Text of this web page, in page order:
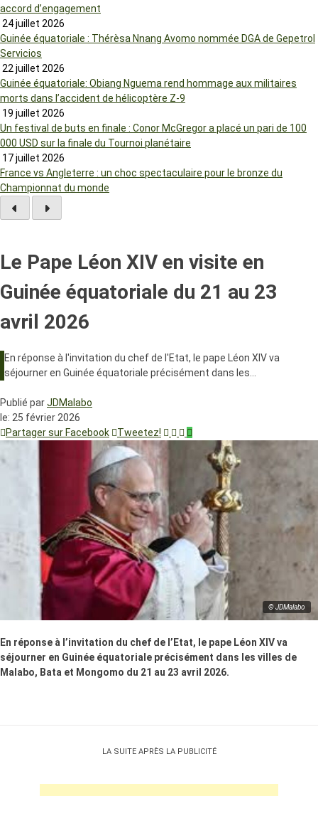
accord d’engagement
24 juillet 2026
Guinée équatoriale : Thérèsa Nnang Avomo nommée DGA de Gepetrol
Servicios
22 juillet 2026
Guinée équatoriale: Obiang Nguema rend hommage aux militaires
morts dans l’accident de hélicoptère Z-9
19 juillet 2026
Un festival de buts en finale : Conor McGregor a placé un pari de 100
000 USD sur la finale du Tournoi planétaire
17 juillet 2026
France vs Angleterre : un choc spectaculaire pour le bronze du
Championnat du monde
Le Pape Léon XIV en visite en
Guinée équatoriale du 21 au 23
avril 2026
En réponse à l'invitation du chef de l'Etat, le pape Léon XIV va
séjourner en Guinée équatoriale précisément dans les…
Publié parJDMalabo
le: 25 février 2026
Partager sur Facebook
Tweetez!
© JDMalabo
En réponse à l’invitation du chef de l’Etat, le pape Léon XIV va
séjourner en Guinée équatoriale précisément dans les villes de
Malabo, Bata et Mongomo du 21 au 23 avril 2026.
LA SUITE APRÈS LA PUBLICITÉ